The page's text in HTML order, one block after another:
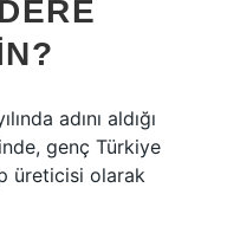
adını aldığı
genç Türkiye
üreticisi olarak